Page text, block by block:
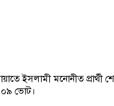
ইসলামী মনোনীত
ভোট।